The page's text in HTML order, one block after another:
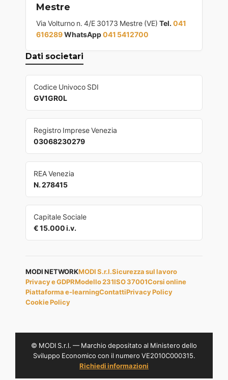
Mestre
Via Volturno n. 4/E 30173 Mestre (VE) Tel. 041
616289WhatsApp041 5412700
Dati societari
Codice Univoco SDI
GV1GR0L
Registro Imprese Venezia
03068230279
REA Venezia
N. 278415
Capitale Sociale
€ 15.000 i.v.
MODI NETWORKMODI S.r.l.Sicurezza sul lavoro
Privacy e GDPRModello 231ISO 37001Corsi online
Piattaforma e-learningContattiPrivacy Policy
Cookie Policy
© MODI S.r.l. — Marchio depositato al Ministero dello
Sviluppo Economico con il numero VE2010C000315.
Richiedi informazioni